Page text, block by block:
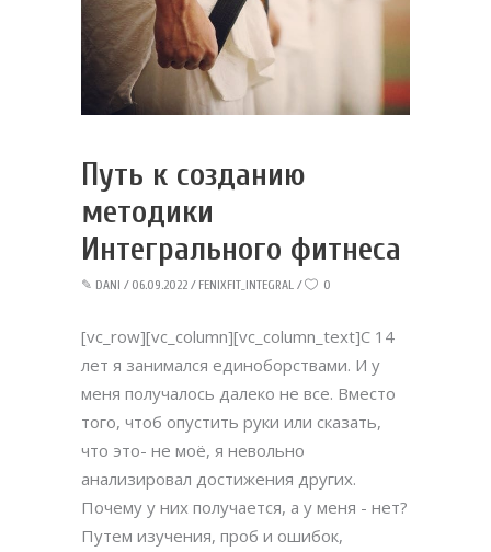
Путь к созданию
методики
Интегрального фитнеса
✎ DANI 06.09.2022 FENIXFIT_INTEGRAL 0
[vc_row][vc_column][vc_column_text]С 14
лет я занимался единоборствами. И у
меня получалось далеко не все. Вместо
того, чтоб опустить руки или сказать,
что это- не моё, я невольно
анализировал достижения других.
Почему у них получается, а у меня - нет?
Путем изучения, проб и ошибок,